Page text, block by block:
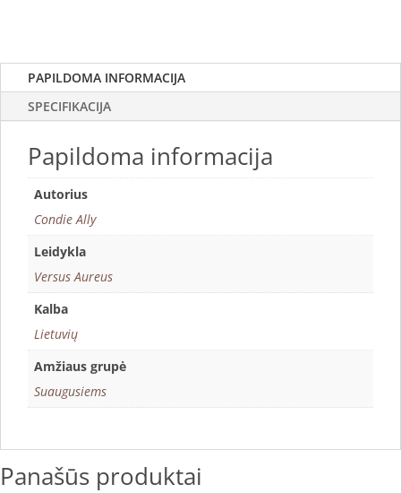
PAPILDOMA INFORMACIJA
SPECIFIKACIJA
Papildoma informacija
Autorius
Condie Ally
Leidykla
Versus Aureus
Kalba
Lietuvių
Amžiaus grupė
Suaugusiems
Panašūs produktai